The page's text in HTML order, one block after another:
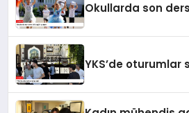
Okullarda son
YKS’de oturumlar